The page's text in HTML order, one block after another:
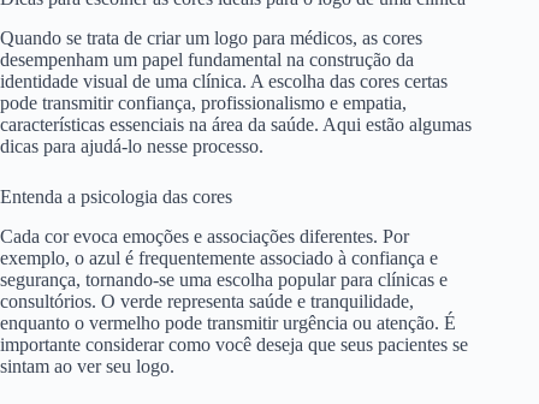
Quando se trata de criar um logo para médicos, as cores
desempenham um papel fundamental na construção da
identidade visual de uma clínica. A escolha das cores certas
pode transmitir confiança, profissionalismo e empatia,
características essenciais na área da saúde. Aqui estão algumas
dicas para ajudá-lo nesse processo.
Entenda a psicologia das cores
Cada cor evoca emoções e associações diferentes. Por
exemplo, o azul é frequentemente associado à confiança e
segurança, tornando-se uma escolha popular para clínicas e
consultórios. O verde representa saúde e tranquilidade,
enquanto o vermelho pode transmitir urgência ou atenção. É
importante considerar como você deseja que seus pacientes se
sintam ao ver seu logo.